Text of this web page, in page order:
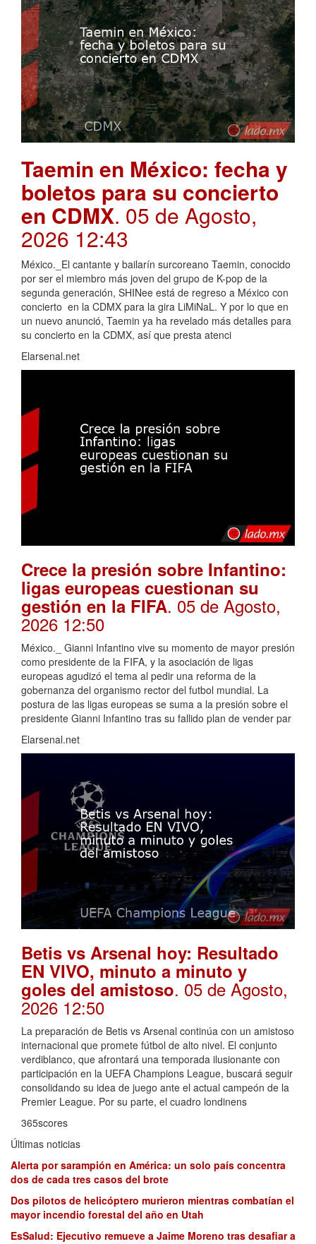
Taemin en México: fecha y
boletos para su concierto
en CDMX. 05 de Agosto,
2026 12:43
México._El cantante y bailarín surcoreano Taemin, conocido
por ser el miembro más joven del grupo de K-pop de la
segunda generación, SHINee está de regreso a México con
concierto en la CDMX para la gira LiMiNaL. Y por lo que en
un nuevo anunció, Taemin ya ha revelado más detalles para
su concierto en la CDMX, así que presta atenci
Elarsenal.net
Crece la presión sobre Infantino:
ligas europeas cuestionan su
gestión en la FIFA. 05 de Agosto,
2026 12:50
México._ Gianni Infantino vive su momento de mayor presión
como presidente de la FIFA, y la asociación de ligas
europeas agudizó el tema al pedir una reforma de la
gobernanza del organismo rector del futbol mundial. La
postura de las ligas europeas se suma a la presión sobre el
presidente Gianni Infantino tras su fallido plan de vender par
Elarsenal.net
Betis vs Arsenal hoy: Resultado
EN VIVO, minuto a minuto y
goles del amistoso. 05 de Agosto,
2026 12:50
La preparación de Betis vs Arsenal continúa con un amistoso
internacional que promete fútbol de alto nivel. El conjunto
verdiblanco, que afrontará una temporada ilusionante con
participación en la UEFA Champions League, buscará seguir
consolidando su idea de juego ante el actual campeón de la
Premier League. Por su parte, el cuadro londinens
365scores
Últimas noticias
Alerta por sarampión en América: un solo país concentra
dos de cada tres casos del brote
Dos pilotos de helicóptero murieron mientras combatían el
mayor incendio forestal del año en Utah
EsSalud: Ejecutivo remueve a Jaime Moreno tras desafiar a